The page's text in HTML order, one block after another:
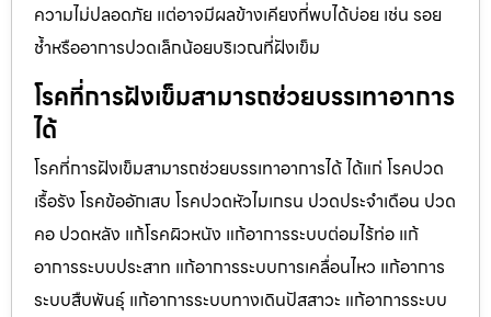
ความไม่ปลอดภัย แต่อาจมีผลข้างเคียงที่พบได้บ่อย เช่น รอย
ช้ำหรืออาการปวดเล็กน้อยบริเวณที่ฝังเข็ม
โรคที่การฝังเข็มสามารถช่วยบรรเทาอาการ
ได้
โรคที่การฝังเข็มสามารถช่วยบรรเทาอาการได้ ได้แก่ โรคปวด
เรื้อรัง โรคข้ออักเสบ โรคปวดหัวไมเกรน ปวดประจําเดือน ปวด
คอ ปวดหลัง แก้โรคผิวหนัง แก้อาการระบบต่อมไร้ท่อ แก้
อาการระบบประสาท แก้อาการระบบการเคลื่อนไหว แก้อาการ
ระบบสืบพันธุ์ แก้อาการระบบทางเดินปัสสาวะ แก้อาการระบบ